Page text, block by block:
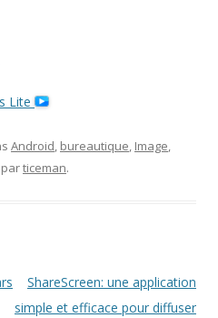
Lite
Android, bureautique, Image,
particeman.
ShareScreen: une application
simple et efficace pour diffuser